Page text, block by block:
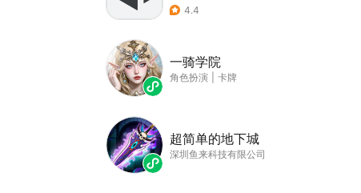
4.4
一骑学院
角色扮演 卡牌
超简单的地下城
深圳鱼来科技有限公司